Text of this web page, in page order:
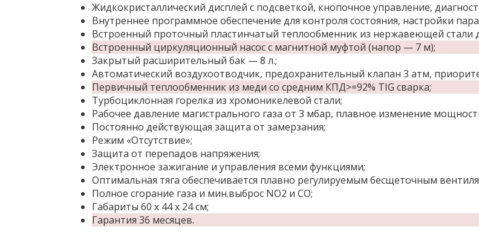
Жидкокристаллический дисплей с подсветкой, кнопочное управление,
Внутреннее программное обеспечение для контроля состояния, настройки
Встроенный проточный пластинчатый теплообменник из нержавеющей стали
Встроенный циркуляционный насос с магнитной муфтой (напор — 7 м);
Закрытый расширительный бак — 8 л.;
Автоматический воздухоотводчик, предохранительный клапан 3 атм,
Первичный теплообменник из меди со средним КПД>=92% TIG сварка;
Турбоциклонная горелка из хромоникелевой стали;
Рабочее давление магистрального газа от 3 мбар, плавное изменение
Постоянно действующая защита от замерзания;
Режим «Отсутствие»;
Защита от перепадов напряжения;
Электронное зажигание и управления всеми функциями;
Оптимальная тяга обеспечивается плавно регулируемым бесщеточным
Полное сгорание газа и мин.выброс NO2 и CO;
Габариты 60 х 44 х 24 см;
Гарантия 36 месяцев.